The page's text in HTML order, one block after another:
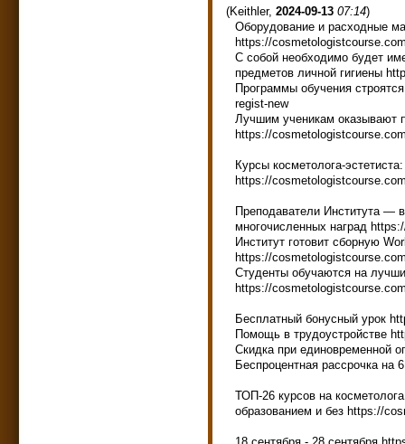
(Keithler, 2024-09-13 07:14)
Оборудование и расходные
https://
С собой необходимо будет
предметов личной гигиены
Программы обучения
regist-new
Лучшим ученикам оказывают
https://
Курсы косметолога-
https://
Преподаватели Института —
многочисленных наград
Институт готовит сборную
https://
Студенты обучаются на
https://
Бесплатный бонусный урок
Помощь в трудоустройстве
Скидка при единовременной
Беспроцентная рассрочка
ТОП-26 курсов на
образованием и без https://